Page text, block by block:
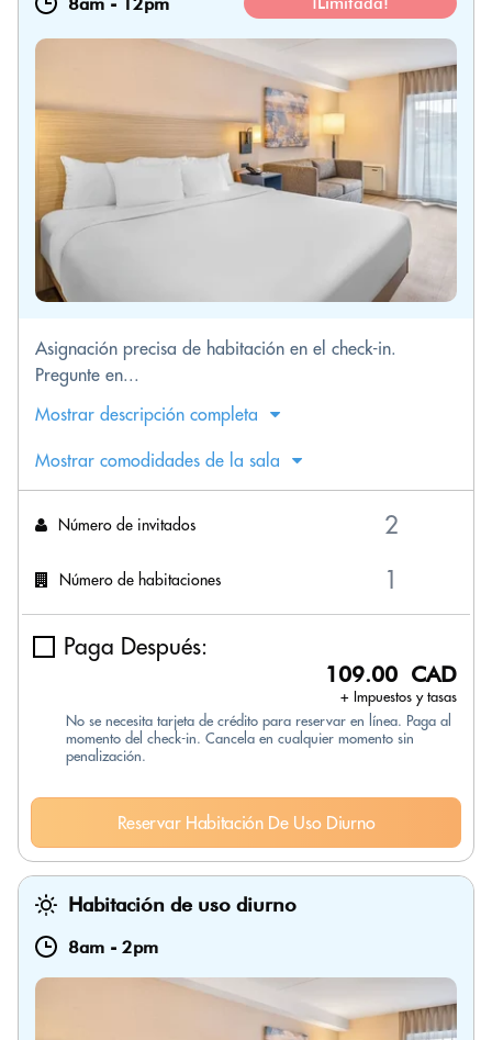
Asignación precisa de habitación en el check-in.
Pregunte en...
Mostrar descripción completa
Mostrar comodidades de la sala
Número de invitados
Número de habitaciones
Paga Después:
109.00 CAD
+ Impuestos y tasas
No se necesita tarjeta de crédito para reservar en línea. Paga al
momento del check-in. Cancela en cualquier momento sin
penalización.
Reservar Habitación De Uso Diurno
Habitación de uso diurno
8am - 2pm